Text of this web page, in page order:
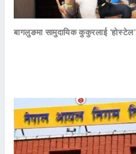
बागलुङमा सामुदायिक कुकुरलाई ‘होस्टेल’